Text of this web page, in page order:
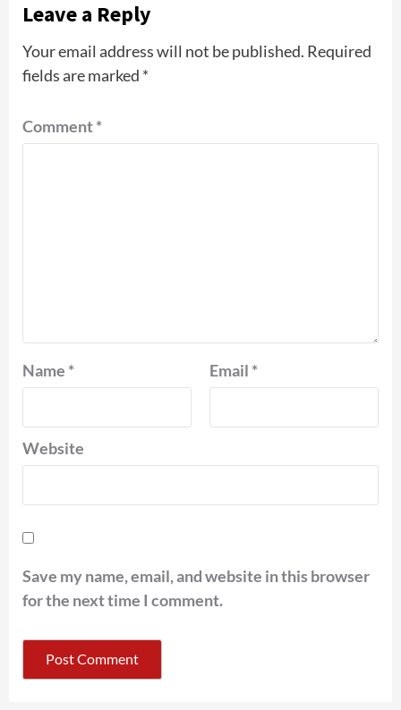
Leave a Reply
Your email address will not be published. Required
fields are marked *
Comment*
Name * Email *
Website
Save my name, email, and website in this browser
for the next time I comment.